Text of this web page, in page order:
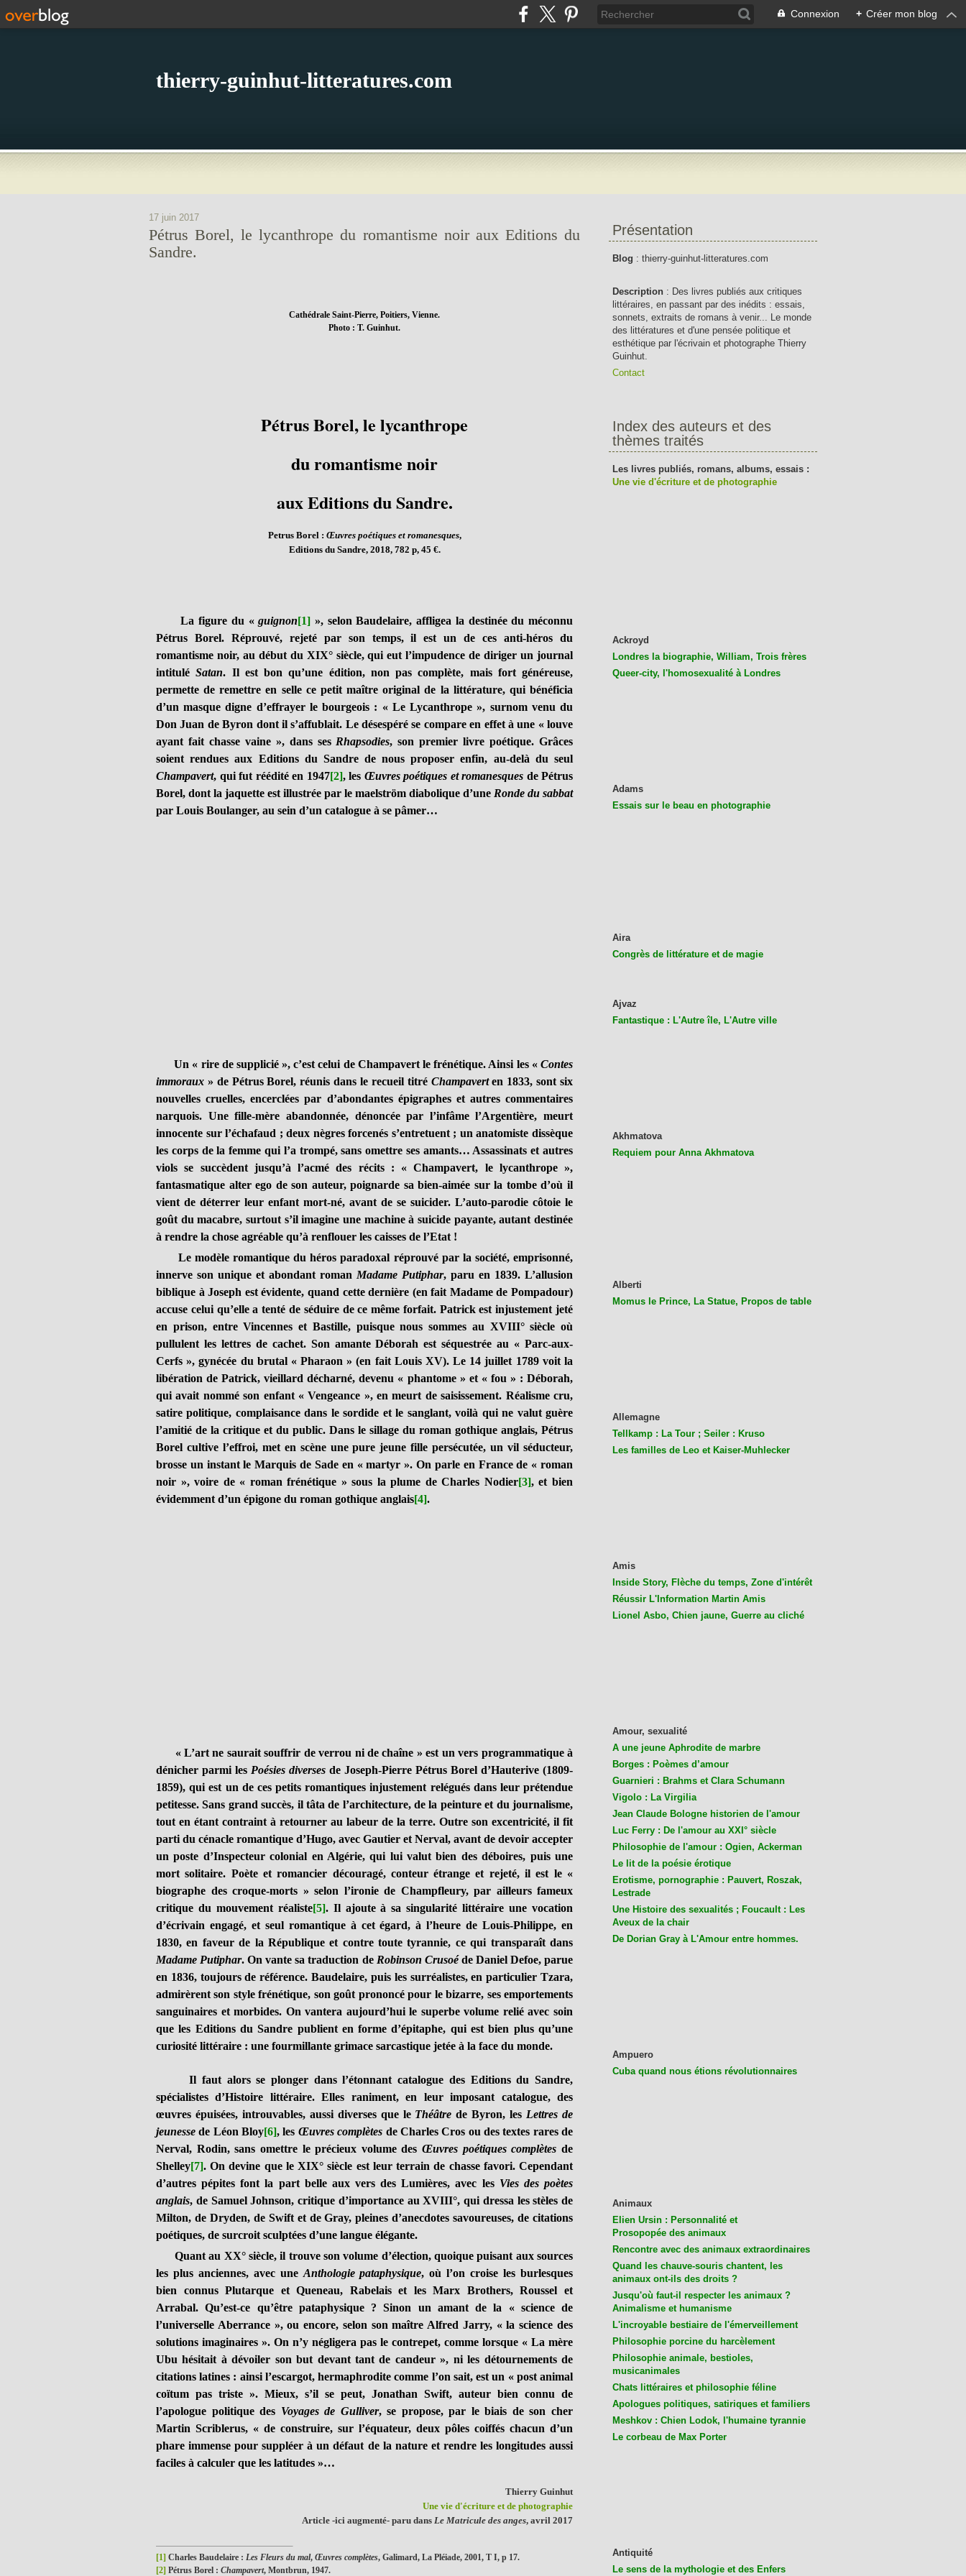
Connexion + Créer mon blog
thierry-guinhut-litteratures.com
17 juin 2017
Pétrus Borel, le lycanthrope du romantisme noir aux Editions du
Sandre.
Cathédrale Saint-Pierre, Poitiers, Vienne.
Photo : T. Guinhut.
Pétrus Borel, le lycanthrope
du romantisme noir
aux Editions du Sandre.
Petrus Borel : Œuvres poétiques et romanesques,
Editions du Sandre, 2018, 782 p, 45 €.
La figure du «guignon[1] », selon Baudelaire, affligea la destinée du méconnu
Pétrus Borel. Réprouvé, rejeté par son temps, il est un de ces anti-héros du
romantisme noir, au début du XIX° siècle, qui eut l’impudence de diriger un journal
intituléSatan. Il est bon qu’une édition, non pas complète, mais fort généreuse,
permette de remettre en selle ce petit maître original de la littérature, qui bénéficia
d’un masque digne d’effrayer le bourgeois : « Le Lycanthrope », surnom venu du
Don Juan de Byron dont il s’affublait. Le désespéré se compare en effet à une « louve
ayant fait chasse vaine », dans ses Rhapsodies, son premier livre poétique. Grâces
soient rendues aux Editions du Sandre de nous proposer enfin, au-delà du seul
Champavert, qui fut réédité en 1947[2], les Œuvres poétiques et romanesques de Pétrus
Borel, dont la jaquette est illustrée par le maelström diabolique d’une Ronde du sabbat
par Louis Boulanger, au sein d’un catalogue à se pâmer…
Un « rire de supplicié », c’est celui de Champavert le frénétique. Ainsi les « Contes
immoraux » de Pétrus Borel, réunis dans le recueil titré Champaverten 1833, sont six
nouvelles cruelles, encerclées par d’abondantes épigraphes et autres commentaires
narquois. Une fille-mère abandonnée, dénoncée par l’infâme l’Argentière, meurt
innocente sur l’échafaud ; deux nègres forcenés s’entretuent ; un anatomiste dissèque
les corps de la femme qui l’a trompé, sans omettre ses amants… Assassinats et autres
viols se succèdent jusqu’à l’acmé des récits : « Champavert, le lycanthrope »,
fantasmatique alter ego de son auteur, poignarde sa bien-aimée sur la tombe d’où il
vient de déterrer leur enfant mort-né, avant de se suicider. L’auto-parodie côtoie le
goût du macabre, surtout s’il imagine une machine à suicide payante, autant destinée
à rendre la chose agréable qu’à renflouer les caisses de l’Etat !
Le modèle romantique du héros paradoxal réprouvé par la société, emprisonné,
innerve son unique et abondant roman Madame Putiphar, paru en 1839. L’allusion
biblique à Joseph est évidente, quand cette dernière (en fait Madame de Pompadour)
accuse celui qu’elle a tenté de séduire de ce même forfait. Patrick est injustement jeté
en prison, entre Vincennes et Bastille, puisque nous sommes au XVIII° siècle où
pullulent les lettres de cachet. Son amante Déborah est séquestrée au « Parc-aux-
Cerfs », gynécée du brutal « Pharaon » (en fait Louis XV). Le 14 juillet 1789 voit la
libération de Patrick, vieillard décharné, devenu « phantome » et « fou » : Déborah,
qui avait nommé son enfant « Vengeance », en meurt de saisissement. Réalisme cru,
satire politique, complaisance dans le sordide et le sanglant, voilà qui ne valut guère
l’amitié de la critique et du public. Dans le sillage du roman gothique anglais, Pétrus
Borel cultive l’effroi, met en scène une pure jeune fille persécutée, un vil séducteur,
brosse un instant le Marquis de Sade en « martyr ». On parle en France de « roman
noir », voire de « roman frénétique » sous la plume de Charles Nodier[3], et bien
évidemment d’un épigone du roman gothique anglais[4].
« L’art ne saurait souffrir de verrou ni de chaîne » est un vers programmatique à
dénicher parmi les Poésies diverses de Joseph-Pierre Pétrus Borel d’Hauterive (1809-
1859), qui est un de ces petits romantiques injustement relégués dans leur prétendue
petitesse. Sans grand succès, il tâta de l’architecture, de la peinture et du journalisme,
tout en étant contraint à retourner au labeur de la terre. Outre son excentricité, il fit
parti du cénacle romantique d’Hugo, avec Gautier et Nerval, avant de devoir accepter
un poste d’Inspecteur colonial en Algérie, qui lui valut bien des déboires, puis une
mort solitaire. Poète et romancier découragé, conteur étrange et rejeté, il est le «
biographe des croque-morts » selon l’ironie de Champfleury, par ailleurs fameux
critique du mouvement réaliste[5]. Il ajoute à sa singularité littéraire une vocation
d’écrivain engagé, et seul romantique à cet égard, à l’heure de Louis-Philippe, en
1830, en faveur de la République et contre toute tyrannie, ce qui transparaît dans
Madame Putiphar. On vante sa traduction de Robinson Crusoéde Daniel Defoe, parue
en 1836, toujours de référence. Baudelaire, puis les surréalistes, en particulier Tzara,
admirèrent son style frénétique, son goût prononcé pour le bizarre, ses emportements
sanguinaires et morbides. On vantera aujourd’hui le superbe volume relié avec soin
que les Editions du Sandre publient en forme d’épitaphe, qui est bien plus qu’une
curiosité littéraire : une fourmillante grimace sarcastique jetée à la face du monde.
Il faut alors se plonger dans l’étonnant catalogue des Editions du Sandre,
spécialistes d’Histoire littéraire. Elles raniment, en leur imposant catalogue, des
œuvres épuisées, introuvables, aussi diverses que le Théâtre de Byron, les Lettres de
jeunesse de Léon Bloy[6], les Œuvres complètes de Charles Cros ou des textes rares de
Nerval, Rodin, sans omettre le précieux volume desŒuvres poétiques complètes de
Shelley[7]. On devine que le XIX° siècle est leur terrain de chasse favori. Cependant
d’autres pépites font la part belle aux vers des Lumières, avec les Vies des poètes
anglais, de Samuel Johnson, critique d’importance au XVIII°, qui dressa les stèles de
Milton, de Dryden, de Swift et de Gray, pleines d’anecdotes savoureuses, de citations
poétiques, de surcroit sculptées d’une langue élégante.
Quant au XX° siècle, il trouve son volume d’élection, quoique puisant aux sources
les plus anciennes, avec une Anthologie pataphysique, où l’on croise les burlesques
bien connus Plutarque et Queneau, Rabelais et les Marx Brothers, Roussel et
Arrabal. Qu’est-ce qu’être pataphysique ? Sinon un amant de la « science de
l’universelle Aberrance », ou encore, selon son maître Alfred Jarry, « la science des
solutions imaginaires ». On n’y négligera pas le contrepet, comme lorsque « La mère
Ubu hésitait à dévoiler son but devant tant de candeur », ni les détournements de
citations latines : ainsi l’escargot, hermaphrodite comme l’on sait, est un « post animal
coïtum pas triste ». Mieux, s’il se peut, Jonathan Swift, auteur bien connu de
l’apologue politique des Voyages de Gulliver, se propose, par le biais de son cher
Martin Scriblerus, « de construire, sur l’équateur, deux pôles coiffés chacun d’un
phare immense pour suppléer à un défaut de la nature et rendre les longitudes aussi
faciles à calculer que les latitudes »…
Thierry Guinhut
Une vie d'écriture et de photographie
Article -ici augmenté- paru dans Le Matricule des anges, avril 2017
[1] Charles Baudelaire : Les Fleurs du mal, Œuvres complètes, Galimard, La Pléiade, 2001, T I, p 17.
[2] Pétrus Borel : Champavert, Montbrun, 1947.
Présentation
Blog : thierry-guinhut-litteratures.com
Description : Des livres publiés aux critiques
littéraires, en passant par des inédits : essais,
sonnets, extraits de romans à venir... Le monde
des littératures et d'une pensée politique et
esthétique par l'écrivain et photographe Thierry
Guinhut.
Contact
Index des auteurs et des
thèmes traités
Les livres publiés, romans, albums, essais :
Une vie d'écriture et de photographie
Ackroyd
Londres la biographie, William, Trois frères
Queer-city, l'homosexualité à Londres
Adams
Essais sur le beau en photographie
Aira
Congrès de littérature et de magie
Ajvaz
Fantastique : L'Autre île, L'Autre ville
Akhmatova
Requiem pour Anna Akhmatova
Alberti
Momus le Prince, La Statue, Propos de table
Allemagne
Tellkamp : La Tour ; Seiler : Kruso
Les familles de Leo et Kaiser-Muhlecker
Amis
Inside Story, Flèche du temps, Zone d'intérêt
Réussir L'Information Martin Amis
Lionel Asbo, Chien jaune, Guerre au cliché
Amour, sexualité
A une jeune Aphrodite de marbre
Borges : Poèmes d’amour
Guarnieri : Brahms et Clara Schumann
Vigolo : La Virgilia
Jean Claude Bologne historien de l'amour
Luc Ferry : De l'amour au XXI° siècle
Philosophie de l'amour : Ogien, Ackerman
Le lit de la poésie érotique
Erotisme, pornographie : Pauvert, Roszak,
Lestrade
Une Histoire des sexualités ; Foucault : Les
Aveux de la chair
De Dorian Gray à L'Amour entre hommes.
Ampuero
Cuba quand nous étions révolutionnaires
Animaux
Elien Ursin : Personnalité et
Prosopopée des animaux
Rencontre avec des animaux extraordinaires
Quand les chauve-souris chantent, les
animaux ont-ils des droits ?
Jusqu'où faut-il respecter les animaux ?
Animalisme et humanisme
L'incroyable bestiaire de l'émerveillement
Philosophie porcine du harcèlement
Philosophie animale, bestioles,
musicanimales
Chats littéraires et philosophie féline
Apologues politiques, satiriques et familiers
Meshkov : Chien Lodok, l'humaine tyrannie
Le corbeau de Max Porter
Antiquité
Le sens de la mythologie et des Enfers